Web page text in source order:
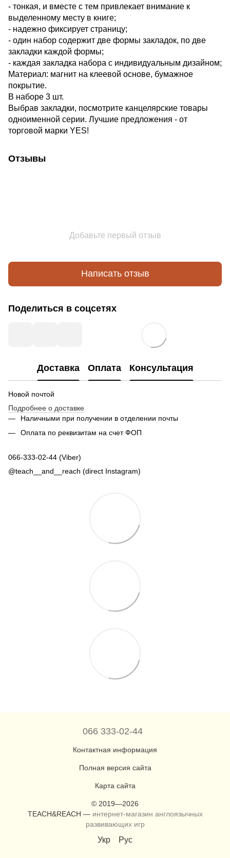
- тонкая, и вместе с тем привлекает внимание к
выделенному месту в книге;
- надежно фиксирует страницу;
- один набор содержит две формы закладок, по две
закладки каждой формы;
- каждая закладка набора с индивидуальным дизайном;
Материал: магнит на клеевой основе, бумажное
покрытие.
В наборе 3 шт.
Выбрав закладки, посмотрите канцелярские товары
одноименной серии. Лучшие предложения - от
торговой марки YES!
Отзывы
Добавьте первый отзыв
Написать отзыв
Поделиться в соцсетях
Доставка Оплата Консультация
Новой почтой
Подробнее о доставке
Наличными при получении в отделении почты
Оплата по реквизитам на счет ФОП
066-333-02-44 (Viber)
@teach__and__reach (direct Instagram)
066 333-02-44
Контактная информация
Полная версия сайта
Карта сайта
© 2019—2026
TEACH&REACH — интернет-магазин англоязычных
развивающих игр
Укр Рус